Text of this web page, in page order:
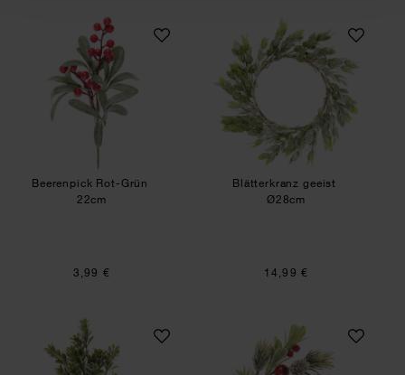
Beerenpick Rot-Grün
Beerenpick Rot-Grün
22cm
3,99 €
Blätterkranz
Blätterkranz geeist
Ø28cm
14,99 €
Blätterzweig-Bund geeist Tannenkranz mit